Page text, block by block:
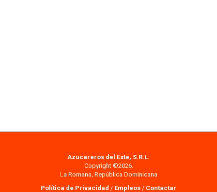
Azucareros del Este, S.R.L.
Copyright ©2026.
La Romana, República Dominicana
Política de Privacidad / Empleos / Contactar